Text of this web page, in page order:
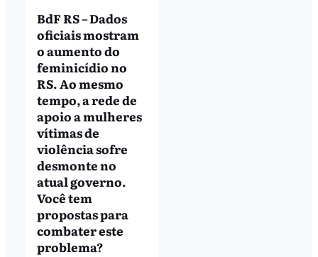
BdF RS – Dados
oficiais mostram
o aumento do
feminicídio no
RS. Ao mesmo
tempo, a rede de
apoio a mulheres
vítimas de
violência sofre
desmonte no
atual governo.
Você tem
propostas para
combater este
problema?